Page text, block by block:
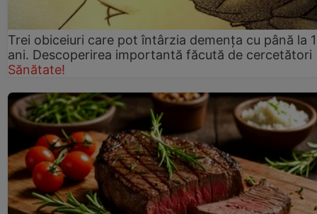
Trei obiceiuri care pot întârzia demența cu până la
ani. Descoperirea importantă făcută de cercetători
Sănătate!